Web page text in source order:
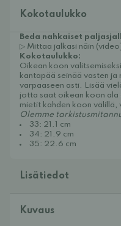
Kokotaulukko
Beda nahkaiset
▷ Mittaa jalkasi näin
Kokotaulukko:
Oikean koon
kantapää seinää vasten ja
varpaaseen asti. Lisää
jotta saat oikean koon ala
mietit kahden koon välillä,
Olemme
33: 21.1 cm
34: 21.9 cm
35: 22.6 cm
Lisätiedot
Kuvaus